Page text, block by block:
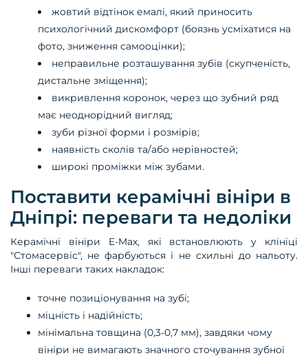
жовтий відтінок емалі, який приносить
психологічний дискомфорт (боязнь усміхатися на
фото, зниження самооцінки);
неправильне розташування зубів (скупченість,
дистальне зміщення);
викривлення коронок, через що зубний ряд
має неоднорідний вигляд;
зуби різної форми і розмірів;
наявність сколів та/або нерівностей;
широкі проміжки між зубами.
Поставити керамічні вініри в
Дніпрі: переваги та недоліки
Керамічні вініри E-Max, які встановлюють у клініці
"Стомасервіс", не фарбуються і не схильні до нальоту.
Інші переваги таких накладок:
точне позиціонування на зубі;
міцність і надійність;
мінімальна товщина (0,3-0,7 мм), завдяки чому
вініри не вимагають значного сточування зубної